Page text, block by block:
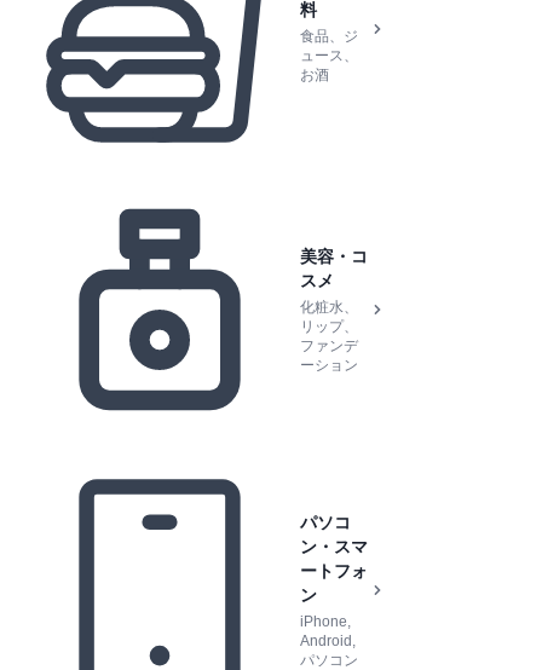
料
食品、ジ
ュース、
お酒
美容・コ
スメ
化粧水、
リップ、
ファンデ
ーション
パソコ
ン・スマ
ートフォ
ン
iPhone,
Android,
パソコン